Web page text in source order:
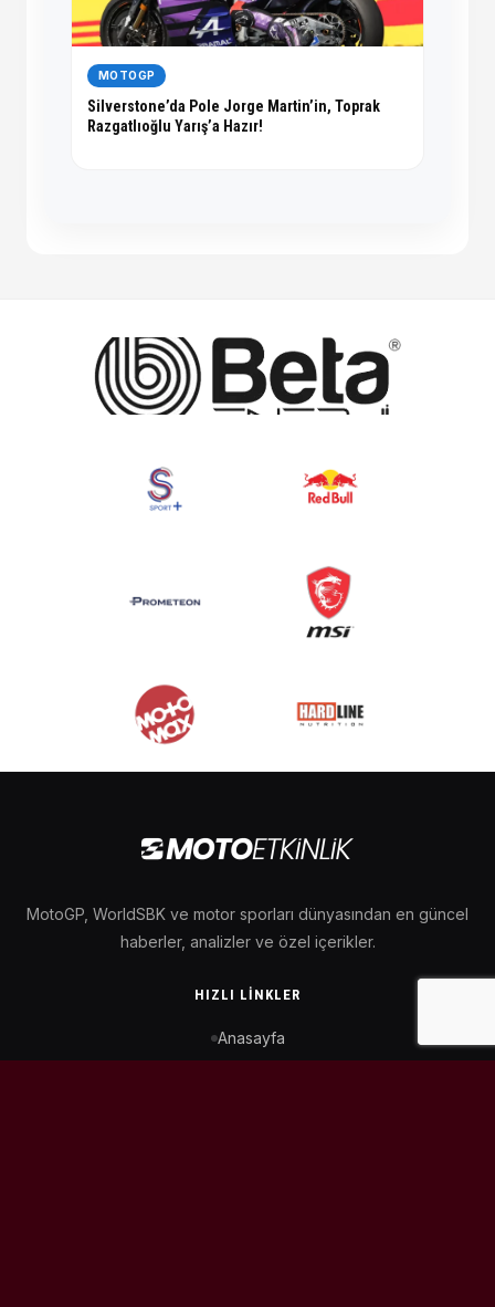
MOTOGP
Silverstone’da Pole Jorge Martin’in, Toprak
Razgatlıoğlu Yarış’a Hazır!
MotoGP, WorldSBK ve motor sporları dünyasından en güncel
haberler, analizler ve özel içerikler.
HIZLI LINKLER
Anasayfa